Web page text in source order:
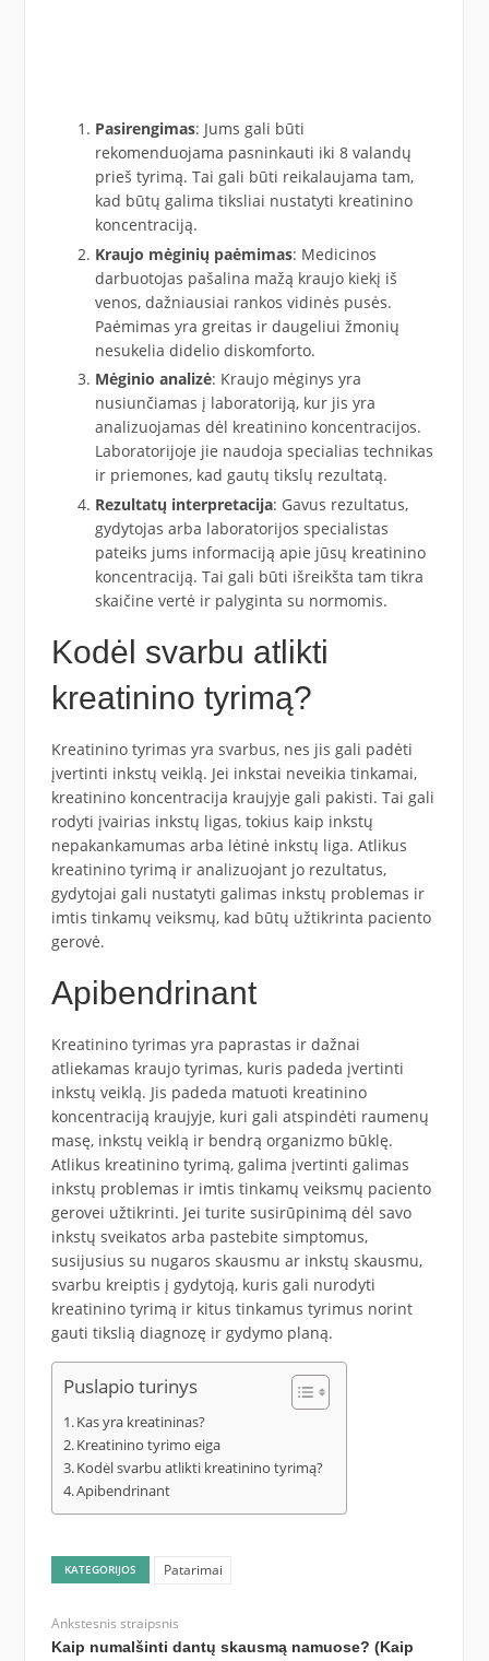
Pasirengimas: Jums gali būti
rekomenduojama pasninkauti iki 8 valandų
prieš tyrimą. Tai gali būti reikalaujama tam,
kad būtų galima tiksliai nustatyti kreatinino
koncentraciją.
Kraujo mėginių paėmimas: Medicinos
darbuotojas pašalina mažą kraujo kiekį iš
venos, dažniausiai rankos vidinės pusės.
Paėmimas yra greitas ir daugeliui žmonių
nesukelia didelio diskomforto.
Mėginio analizė: Kraujo mėginys yra
nusiunčiamas į laboratoriją, kur jis yra
analizuojamas dėl kreatinino koncentracijos.
Laboratorijoje jie naudoja specialias technikas
ir priemones, kad gautų tikslų rezultatą.
Rezultatų interpretacija: Gavus rezultatus,
gydytojas arba laboratorijos specialistas
pateiks jums informaciją apie jūsų kreatinino
koncentraciją. Tai gali būti išreikšta tam tikra
skaičine vertė ir palyginta su normomis.
Kodėl svarbu atlikti
kreatinino tyrimą?
Kreatinino tyrimas yra svarbus, nes jis gali padėti
įvertinti inkstų veiklą. Jei inkstai neveikia tinkamai,
kreatinino koncentracija kraujyje gali pakisti. Tai gali
rodyti įvairias inkstų ligas, tokius kaip inkstų
nepakankamumas arba lėtinė inkstų liga. Atlikus
kreatinino tyrimą ir analizuojant jo rezultatus,
gydytojai gali nustatyti galimas inkstų problemas ir
imtis tinkamų veiksmų, kad būtų užtikrinta paciento
gerovė.
Apibendrinant
Kreatinino tyrimas yra paprastas ir dažnai
atliekamas kraujo tyrimas, kuris padeda įvertinti
inkstų veiklą. Jis padeda matuoti kreatinino
koncentraciją kraujyje, kuri gali atspindėti raumenų
masę, inkstų veiklą ir bendrą organizmo būklę.
Atlikus kreatinino tyrimą, galima įvertinti galimas
inkstų problemas ir imtis tinkamų veiksmų paciento
gerovei užtikrinti. Jei turite susirūpinimą dėl savo
inkstų sveikatos arba pastebite simptomus,
susijusius su nugaros skausmu ar inkstų skausmu,
svarbu kreiptis į gydytoją, kuris gali nurodyti
kreatinino tyrimą ir kitus tinkamus tyrimus norint
gauti tikslią diagnozę ir gydymo planą.
Puslapio turinys
Kas yra kreatininas?
Kreatinino tyrimo eiga
Kodėl svarbu atlikti kreatinino tyrimą?
Apibendrinant
KATEGORIJOS Patarimai
Ankstesnis straipsnis
Kaip numalšinti dantų skausmą namuose? (Kaip